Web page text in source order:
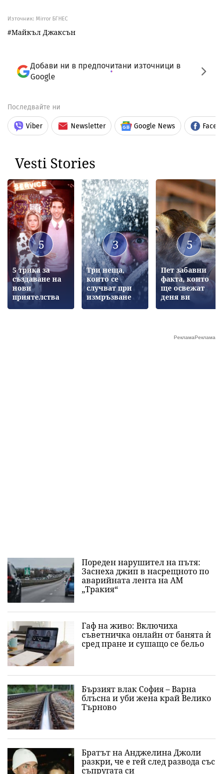
Източник: Mirror БГНЕС
Майкъл Джаксън
Добави ни в предпочитани източници в
Google
Последвайте ни
Viber Newsletter Google News
Vesti Stories
5
5 трика за
създаване на
нови
приятелства
3
Три неща,
които се
случват при
измръзване
5
Пет забавни
факта, които
ще освежат
деня ви
Пореден нарушител на пътя:
Заснеха джип в насрещното по
аварийната лента на АМ
„Тракия“
Гаф на живо: Включиха
съветничка онлайн от банята ѝ
сред пране и сушащо се бельо
Бързият влак София – Варна
блъсна и уби жена край Велико
Търново
Братът на Анджелина Джоли
разкри, че е гей след развода със
съпругата си